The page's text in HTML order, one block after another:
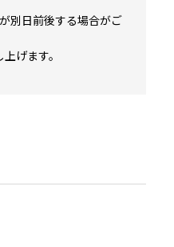
別日前後する場合がご
げます。